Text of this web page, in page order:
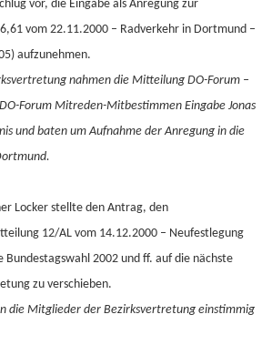
vor, die Eingabe als Anregung zur
vom 22.11.2000 – Radverkehr in Dortmund –
aufzunehmen.
nahmen die Mitteilung DO-Forum –
Forum Mitreden-Mitbestimmen Eingabe Jonas
und baten um Aufnahme der Anregung in die
Locker stellte den Antrag, den
12/AL vom 14.12.2000 – Neufestlegung
Bundestagswahl 2002 und ff. auf die nächste
zu verschieben.
die Mitglieder der Bezirksvertretung einstimmig